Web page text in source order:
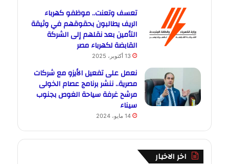
تعسف وتعنت.. موظفو كهرباء
الريف يطالبون بحقوقهم في وثيقة
التأمين بعد نقلهم إلى الشركة
القابضة لكهرباء مصر
13 أكتوبر، 2025
نعمل على تفعيل الأيزو مع شركات
مصرية.. ننشر برنامج عصام الخولى
مرشح غرفة سياحة الغوص بجنوب
سيناء
14 مايو، 2024
اخر الاخبار